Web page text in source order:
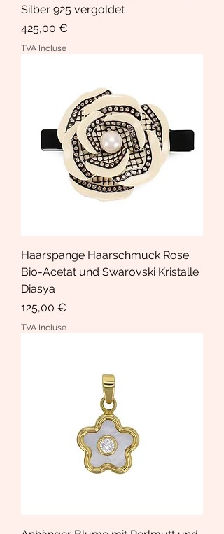
Silber 925 vergoldet
Prix
425,00 €
TVA Incluse
Haarspange Haarschmuck Rose
Bio-Acetat und Swarovski Kristalle
Diasya
Prix
125,00 €
TVA Incluse